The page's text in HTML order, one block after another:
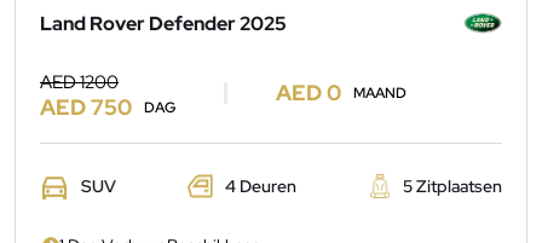
Land Rover Defender 2025
AED 1200
AED 750 DAG
AED 0 MAAND
SUV 4 Deuren 5 Zitplaatsen